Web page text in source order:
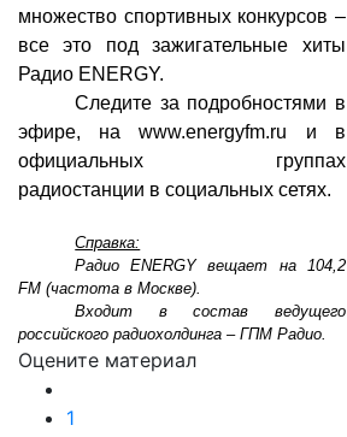
множество спортивных конкурсов –
все это под зажигательные хиты
Радио ENERGY.
Следите за подробностями в
эфире, наwww.energyfm.ru и в
официальных группах
радиостанции в социальных сетях.
Справка:
Радио ENERGY вещает на 104,2
FM (частота в Москве).
Входит в состав ведущего
российского радиохолдинга – ГПМ Радио.
Оцените материал
1